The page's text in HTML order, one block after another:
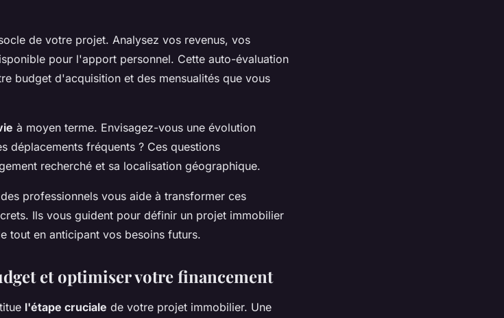
de votre projet. Analysez vos revenus, vos
pour l'apport personnel. Cette auto-évaluation
budget d'acquisition et des mensualités que vous
à moyen terme. Envisagez-vous une évolution
déplacements fréquents ? Ces questions
recherché et sa localisation géographique.
professionnels vous aide à transformer ces
Ils vous guident pour définir un projet immobilier
tout en anticipant vos besoins futurs.
et optimiser votre financement
l'étape cruciale de votre projet immobilier. Une